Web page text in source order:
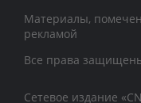
Материалы,
рекламой
Все права
Сетевое издание